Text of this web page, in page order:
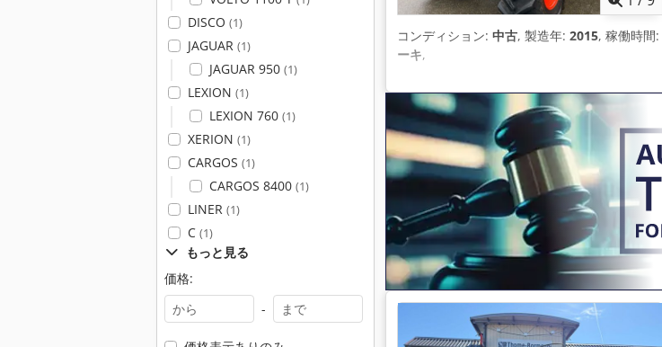
DISCO (1)
JAGUAR (1)
JAGUAR 950 (1)
LEXION (1)
LEXION 760 (1)
XERION (1)
CARGOS (1)
CARGOS 8400 (1)
LINER (1)
C (1)
もっと見る
価格:
-
コンディション: 中古, 製造年: 2015, 稼働時間:
ーキ,